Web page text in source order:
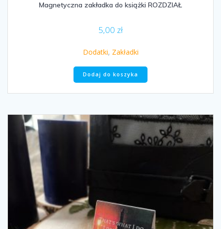
Magnetyczna zakładka do książki ROZDZIAŁ
5,00 zł
Dodatki, Zakładki
Dodaj do koszyka